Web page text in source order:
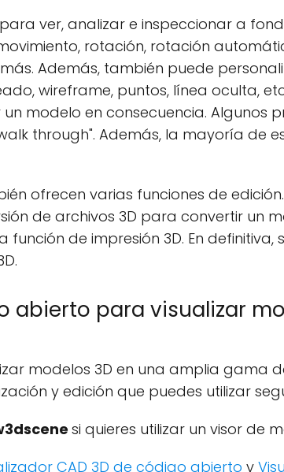
ver, analizar e inspeccionar a
rotación, rotación
Además, también puede
wireframe, puntos, línea oculta,
modelo en consecuencia. Algunos
through". Además, la mayoría de
ofrecen varias funciones de
de archivos 3D para convertir un
de impresión 3D. En
para visualizar
modelos 3D en una amplia gama
y edición que puedes utilizar
si quieres utilizar un visor de
CAD 3D de código abierto y